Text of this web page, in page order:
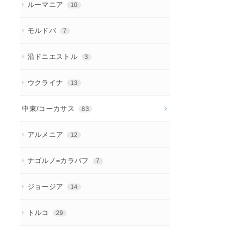
ルーマニア 10
モルドバ 7
沿ドニエストル 3
ウクライナ 13
中東/コーカサス 83
アルメニア 12
ナゴルノ=カラバフ 7
ジョージア 14
トルコ 29